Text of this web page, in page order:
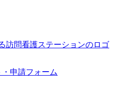
・申請フォーム